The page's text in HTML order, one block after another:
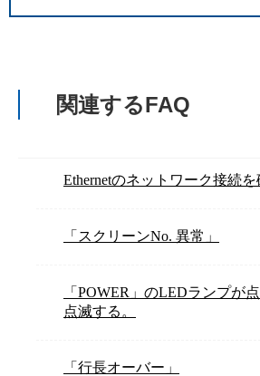
関連するFAQ
Ethernetのネットワーク接続
「スクリーンNo. 異常」
「POWER」のLEDランプが
点滅する。
「行長オーバー」